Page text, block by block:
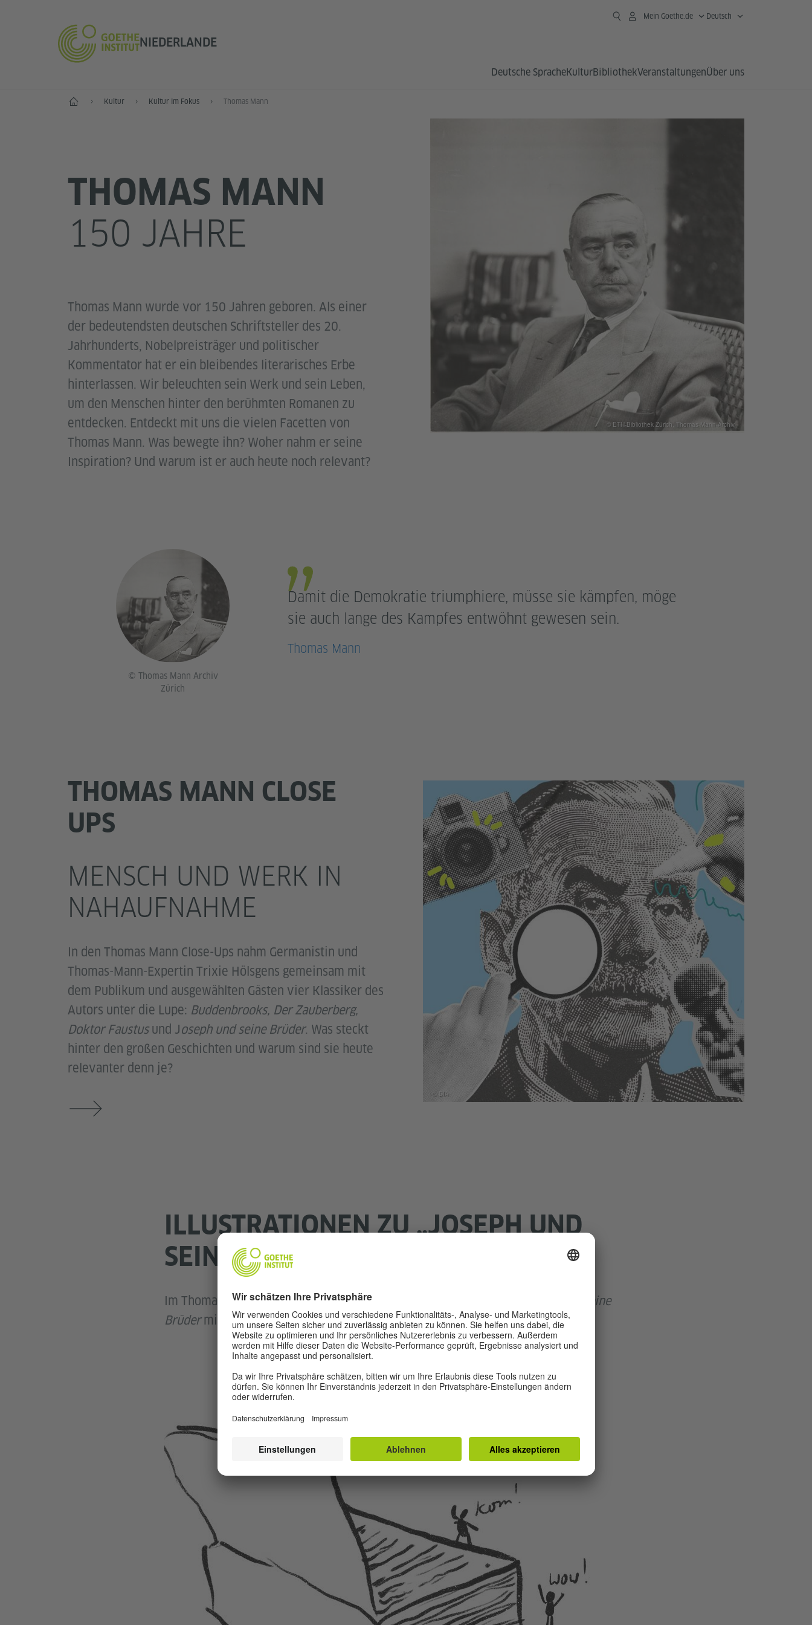
NIEDERLANDE
Mein Goethe.de Deutsch
Deutsche SpracheKulturBibliothekVeranstaltungenÜber uns
Start Kultur Kultur im Fokus Thomas Mann
THOMAS MANN
150 JAHRE
© ETH-Bibliothek Zürich, Thomas-Mann-Archiv
Thomas Mann wurde vor 150 Jahren geboren. Als einer
der bedeutendsten deutschen Schriftsteller des 20.
Jahrhunderts, Nobelpreisträger und politischer
Kommentator hat er ein bleibendes literarisches Erbe
hinterlassen. Wir beleuchten sein Werk und sein Leben,
um den Menschen hinter den berühmten Romanen zu
entdecken. Entdeckt mit uns die vielen Facetten von
Thomas Mann. Was bewegte ihn? Woher nahm er seine
Inspiration? Und warum ist er auch heute noch relevant?
Damit die Demokratie triumphiere, müsse sie kämpfen, möge
sie auch lange des Kampfes entwöhnt gewesen sein.
Thomas Mann
© Thomas Mann Archiv
Zürich
THOMAS MANN CLOSE
UPS
MENSCH UND WERK IN
NAHAUFNAHME
In den Thomas Mann Close-Ups nahm Germanistin und
Thomas-Mann-Expertin Trixie Hölsgens gemeinsam mit
dem Publikum und ausgewählten Gästen vier Klassiker des
Autors unter die Lupe: Buddenbrooks, Der Zauberberg,
Doktor Faustusund Joseph und seine Brüder. Was steckt
hinter den großen Geschichten und warum sind sie heute
relevanter denn je?
© DIA
ILLUSTRATIONEN ZU „JOSEPH UND
SEINE BRÜDER“
Im Thomas Mann close Up#4 hat die Illustratorin Isabella El-Hasan
Joseph und seine
Brüdermit dem Zeichenstift zum Leben erweckt.